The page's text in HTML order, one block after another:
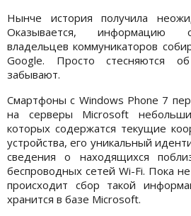
Нынче история получила
Оказывается, информацию
владельцев коммуникаторов
Google. Просто стесняются
забывают.
Смартфоны с Windows Phone 7
на серверы Microsoft
которых содержатся текущие
устройства, его уникальный
сведения о находящихся
беспроводных сетей Wi-Fi. Пока не
происходит сбор такой
хранится в базе Microsoft.